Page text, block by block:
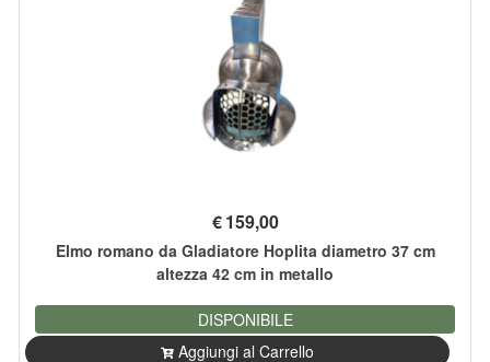
€159,00
Elmo romano da Gladiatore Hoplita diametro 37 cm
altezza 42 cm in metallo
DISPONIBILE
Aggiungi al Carrello